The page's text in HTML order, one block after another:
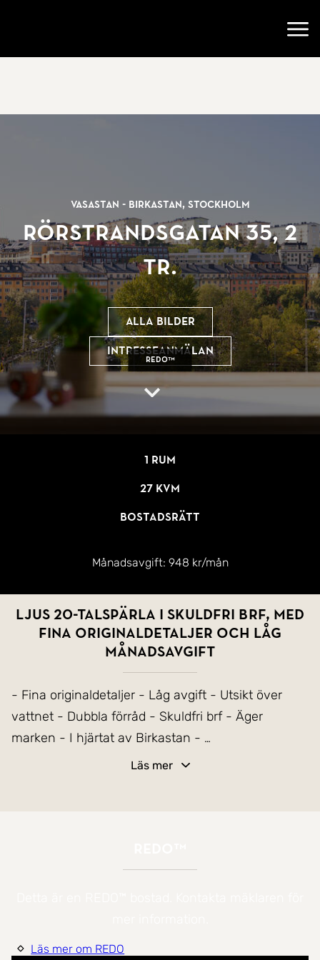
Vasastan - Birkastan, Stockholm
Rörstrandsgatan 35, 2
tr.
REDO™
Alla bilder
Intresseanmälan
1 rum
27 kvm
Bostadsrätt
Månadsavgift: 948 kr/mån
Ljus 20-talspärla i skuldfri BRF, med
fina originaldetaljer och låg
månadsavgift
- Fina originaldetaljer - Låg avgift - Utsikt över
vattnet - Dubbla förråd - Skuldfri brf - Äger
marken - I hjärtat av Birkastan -
flertalet fina originaldetaljer från byggåret, så som
vattnet/Karlbergssjön, bidrar till ett rikligt naturligt
Läs mer
Läs mer om REDO